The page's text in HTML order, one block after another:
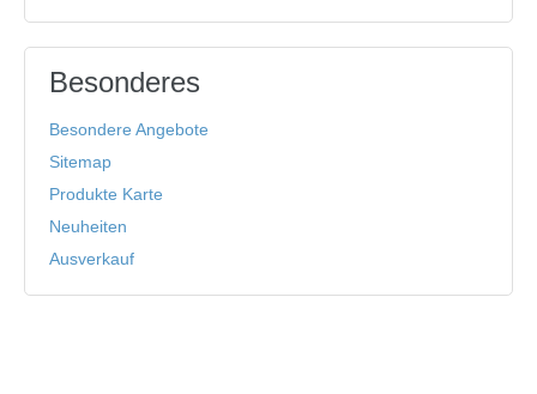
Besonderes
Besondere Angebote
Sitemap
Produkte Karte
Neuheiten
Ausverkauf